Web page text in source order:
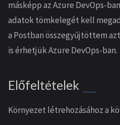
másképp az Azure DevOps-
adatok tömkelegét kell
a Postban összegyűjtöttem
is érhetjük Azure DevOps-ban.
Előfeltételek
Környezet létrehozásához a